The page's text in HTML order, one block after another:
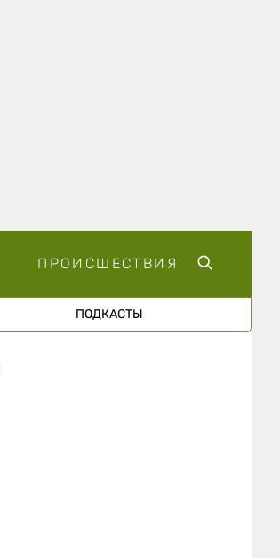
ПРОИСШЕСТВИЯ
ПОДКАСТЫ